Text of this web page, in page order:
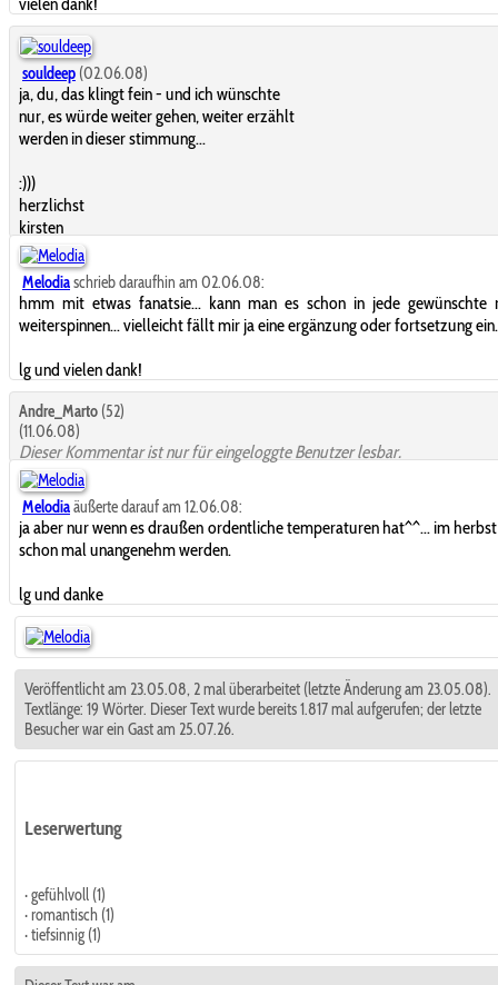
souldeep (02.06.08)
ja, du, das klingt fein - und ich wünschte
nur, es würde weiter gehen, weiter erzählt
werden in dieser stimmung...
:)))
herzlichst
kirsten
Melodiaschrieb daraufhin am 02.06.08:
hmm mit etwas fanatsie... kann man es schon in jede gewünschte
weiterspinnen... vielleicht fällt mir ja eine ergänzung oder fortsetzung
lg und vielen dank!
Andre_Marto (52)
(11.06.08)
Dieser Kommentar ist nur für eingeloggte Benutzer lesbar.
Melodiaäußerte darauf am 12.06.08:
ja aber nur wenn es draußen ordentliche temperaturen hat^^... im herbst
schon mal unangenehm werden.
lg und danke
Veröffentlicht am 23.05.08, 2 mal überarbeitet (letzte Änderung am 23.05.08).
Textlänge: 19 Wörter. Dieser Text wurde bereits 1.817 mal aufgerufen; der letzte
Besucher war ein Gast am 25.07.26.
Leserwertung
· gefühlvoll (1)
· romantisch (1)
· tiefsinnig (1)